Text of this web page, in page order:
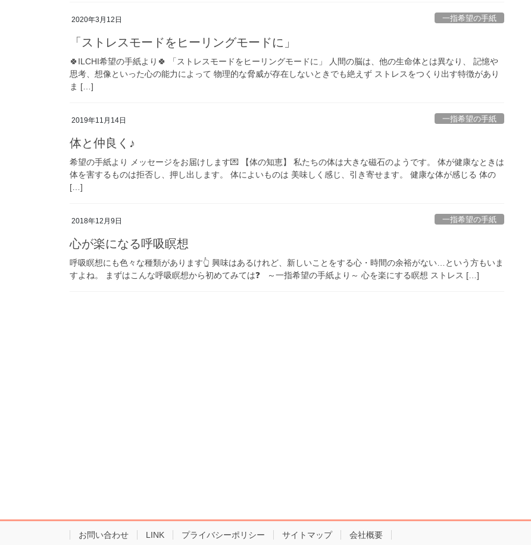
2020年3月12日 一指希望の手紙
「ストレスモードをヒーリングモードに」
🍀ILCHI希望の手紙より🍀 「ストレスモードをヒーリングモードに」 人間の脳は、他の生命体とは異なり、 記憶や
思考、想像といった心の能力によって 物理的な脅威が存在しないときでも絶えず ストレスをつくり出す特徴があり
ま […]
2019年11月14日 一指希望の手紙
体と仲良く♪
希望の手紙より メッセージをお届けします💌 【体の知恵】 私たちの体は大きな磁石のようです。 体が健康なときは
体を害するものは拒否し、押し出します。 体によいものは 美味しく感じ、引き寄せます。 健康な体が感じる 体の
[…]
2018年12月9日 一指希望の手紙
心が楽になる呼吸瞑想
呼吸瞑想にも色々な種類があります👆 興味はあるけれど、新しいことをする心・時間の余裕がない…という方もいま
すよね。 まずはこんな呼吸瞑想から初めてみては❓ ～一指希望の手紙より～ 心を楽にする瞑想 ストレス […]
お問い合わせ LINK プライバシーポリシー サイトマップ 会社概要